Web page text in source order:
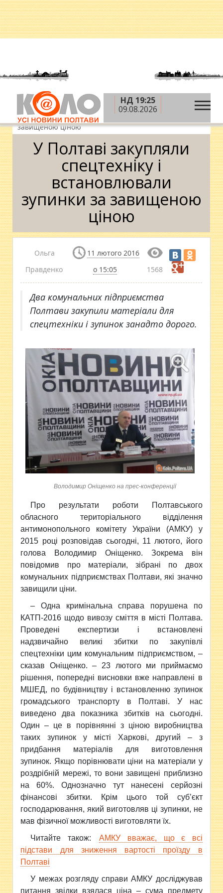
НД 19:25
09.08.2026
Головна » Новини » Влада »У Полтаві
закупляли спецтехніку і встановлювали зупинки за
завищеною ціною
У Полтаві закупляли
спецтехніку і
встановлювали
зупинки за завищеною
ціною
Ольга
Правденко
11 лютого 2016
о 15:05
1568
Два комунальних підприємства
Полтави закупили матеріали для
спецтехніки і зупинок занадто дорого.
Володимир Оніщенко на прес-конференції
Про результати роботи Полтавського
обласного територіального відділення
антимонопольного комітету України (АМКУ) у
2015 році розповідав сьогодні, 11 лютого, його
голова Володимир Оніщенко. Зокрема він
повідомив про матеріали, зібрані по двох
комунальних підприємствах Полтави, які значно
завищили ціни.
– Одна кримінальна справа порушена по
КАТП-2016 щодо вивозу сміття в місті Полтава.
Проведені експертизи і встановлені
надзвичайно великі збитки по закупівлі
спецтехніки цим комунальним підприємством, –
сказав Оніщенко. – 23 лютого ми приймаємо
рішення, попередні висновки вже направлені в
МШЕД, по будівництву і встановленню зупинок
громадського транспорту в Полтаві. У нас
виведено два показника збитків на сьогодні.
Один – це в порівнянні з ціною виробництва
таких зупинок у місті Харкові, другий – з
придбання матеріалів для виготовлення
зупинок. Якщо порівнювати ціни на матеріали у
роздрібній мережі, то вони завищені приблизно
на 60%. Однозначно тут нанесені серйозні
фінансові збитки. Крім цього той суб’єкт
господарювання, який виготовляв ці зупинки, не
мав фізичної можливості виготовляти їх.
Читайте також:
АМКУ вважає, що є всі
підстави для зниження вартості проїзду в
Полтаві
У межах розгляду справи АМКУ досліджував
питання звідки взялася ціна – сума предмету